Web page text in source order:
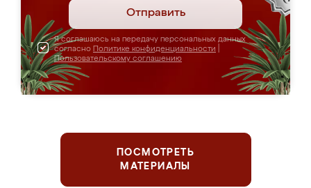
Отправить
Я соглашаюсь на передачу персональных данных
согласно Политике конфиденциальности
Пользовательскому соглашению
ПОСМОТРЕТЬ
МАТЕРИАЛЫ